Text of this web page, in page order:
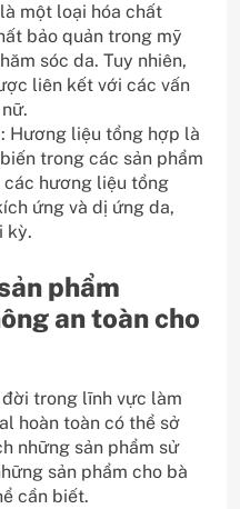
một loại hóa chất
bảo quản trong mỹ
sóc da. Tuy nhiên,
liên kết với các vấn
Hương liệu tổng hợp là
trong các sản phẩm
các hương liệu tổng
ứng và dị ứng da,
kỳ.
phẩm
an toàn cho
trong lĩnh vực làm
hoàn toàn có thể sở
những sản phẩm sử
sản phẩm cho bà
cần biết.